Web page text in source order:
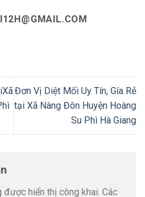
Đơn Vị Diệt Mối Uy Tín, Gía Rẻ
tại Xã Nàng Đôn Huyện Hoàng
Su Phì Hà Giang
hiển thị công khai. Các